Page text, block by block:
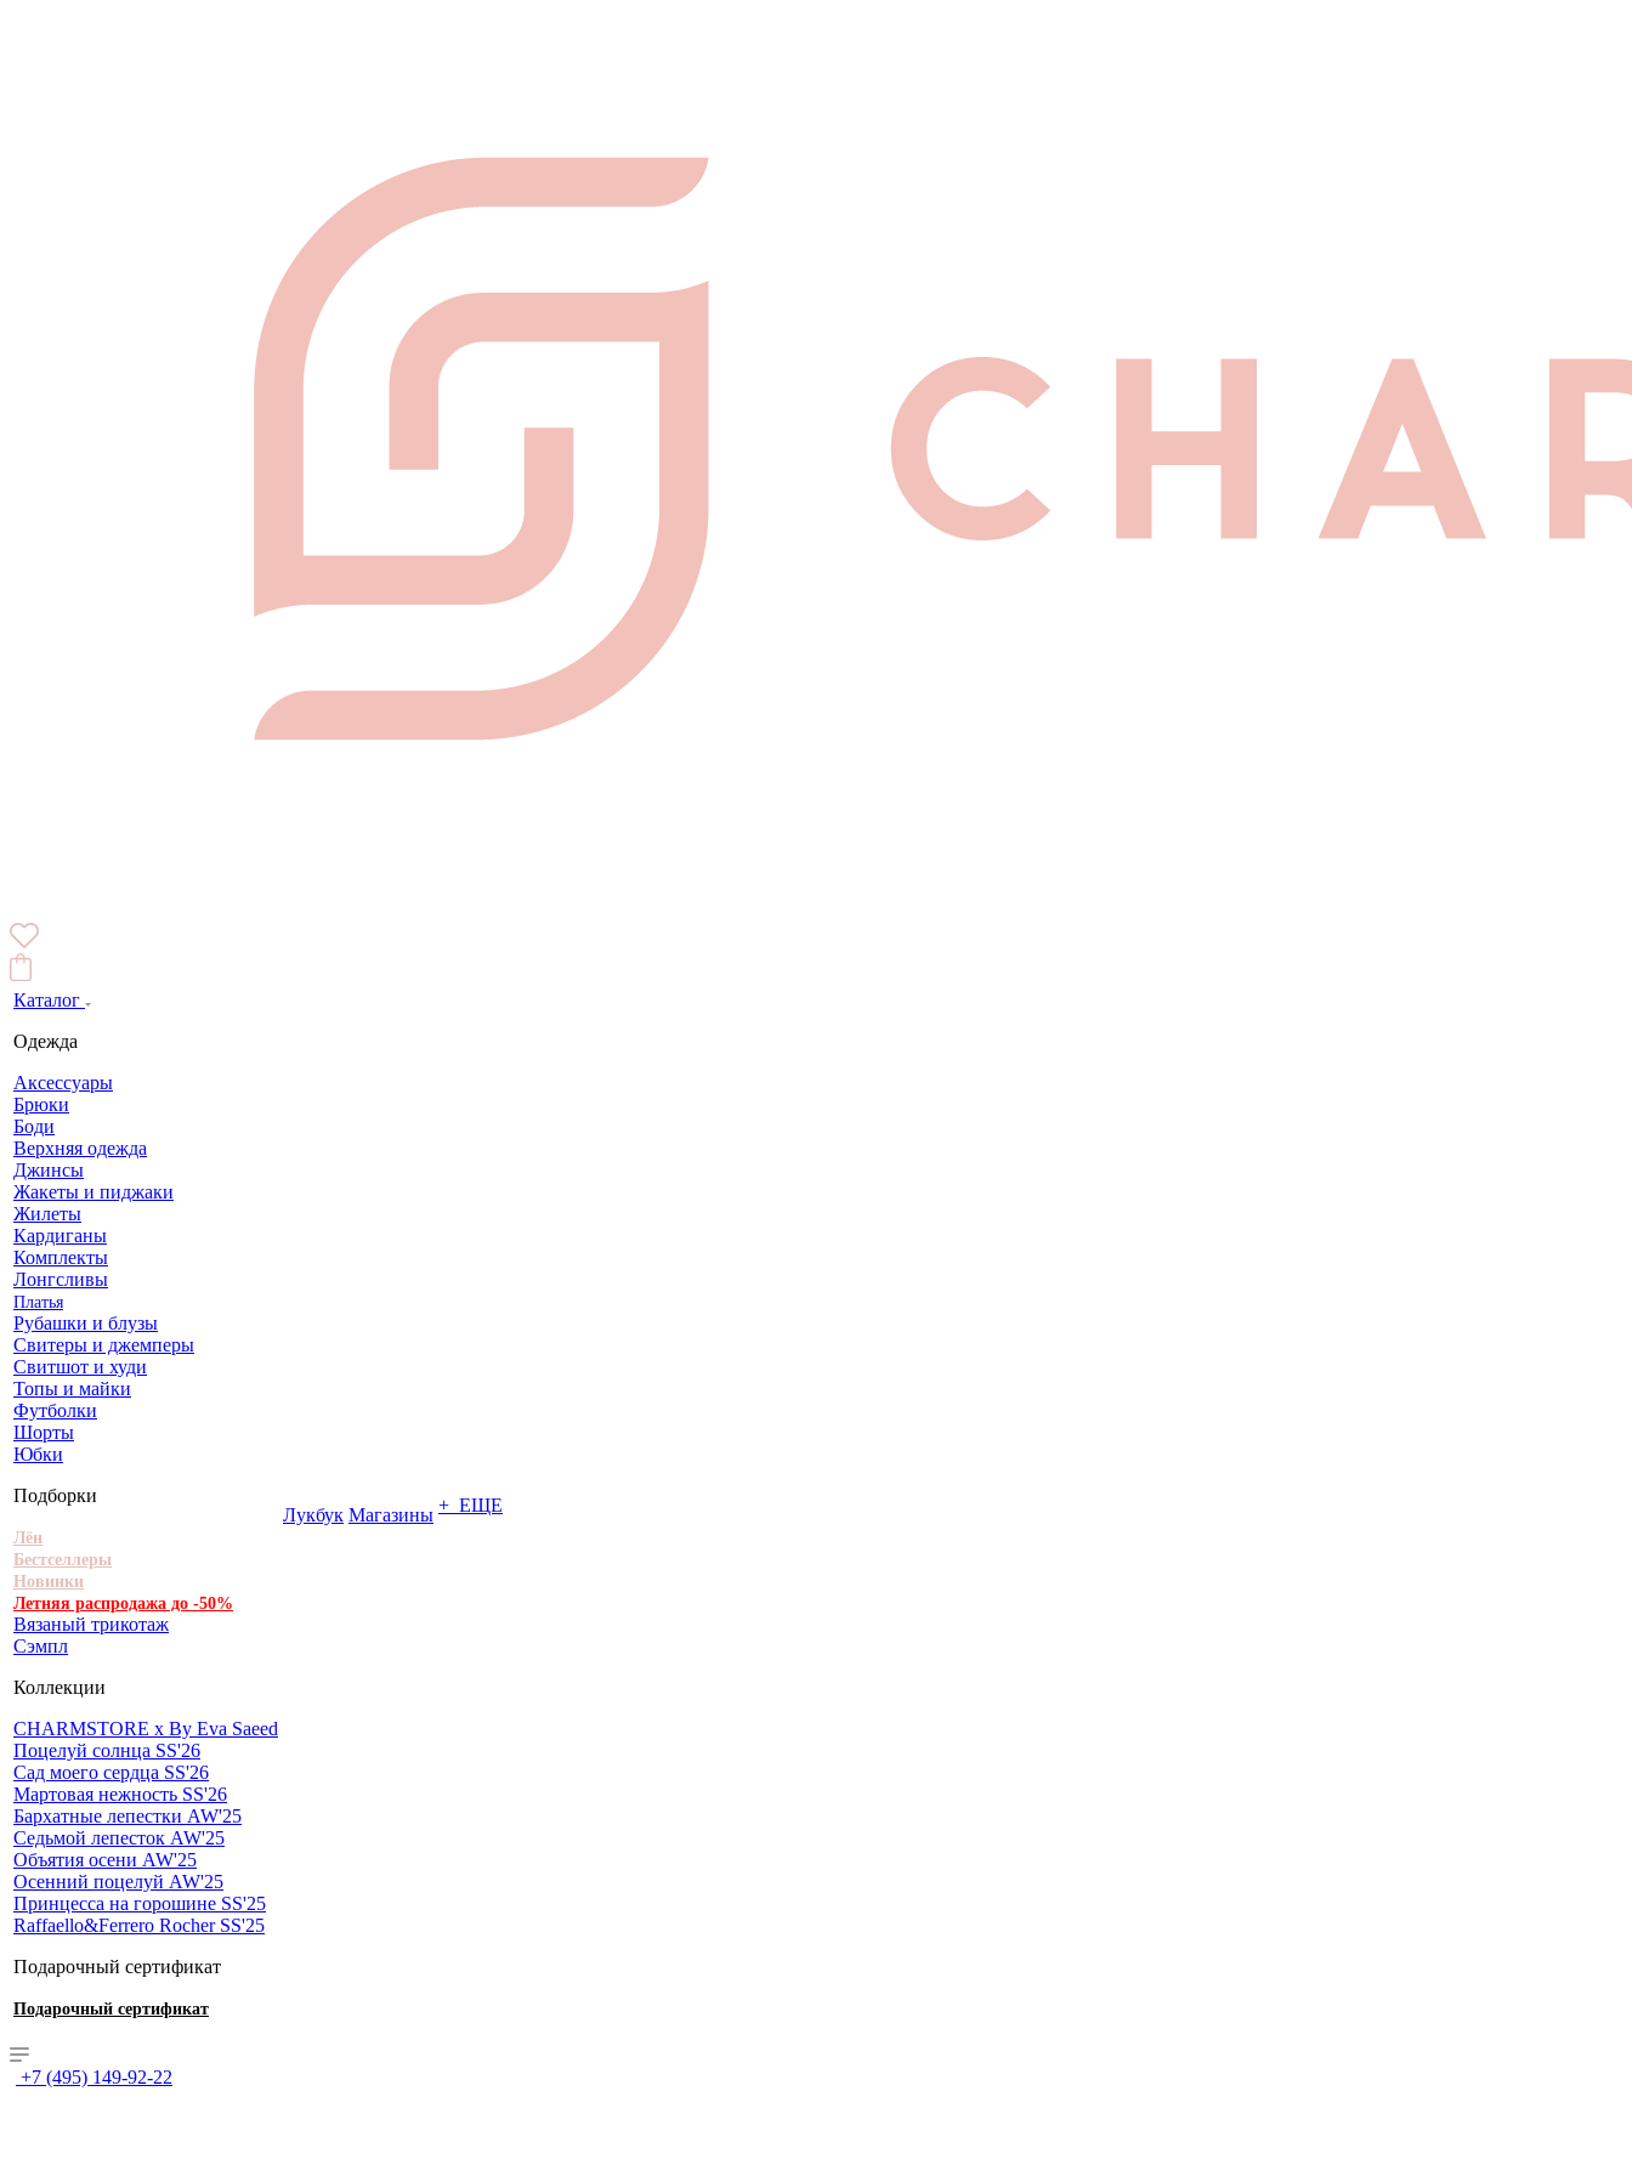
Каталог
Одежда
Аксессуары
Брюки
Боди
Верхняя одежда
Джинсы
Жакеты и пиджаки
Жилеты
Кардиганы
Комплекты
Лонгсливы
Платья
Рубашки и блузы
Свитеры и джемперы
Свитшот и худи
Топы и майки
Футболки
Шорты
Юбки
Подборки
Лён
Бестселлеры
Новинки
Летняя распродажа до -50%
Вязаный трикотаж
Сэмпл
Коллекции
CHARMSTORE х By Eva Saeed
Поцелуй солнца SS'26
Сад моего сердца SS'26
Мартовая нежность SS'26
Бархатные лепестки AW'25
Седьмой лепесток AW'25
Объятия осени AW'25
Осенний поцелуй AW'25
Принцесса на горошине SS'25
Raffaello&Ferrero Rocher SS'25
Подарочный сертификат
Подарочный сертификат
Лукбук Магазины + ЕЩЕ
+7 (495) 149-92-22